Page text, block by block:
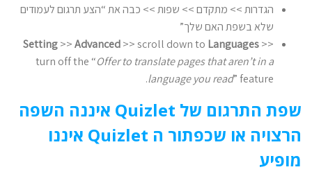
הגדרות >> מתקדם >> שפות >> כבה את “הצע תרגום לעמודים
שלא בשפת האם שלך”
Setting>>Advanced>> scroll down to Languages>>
turn off the “Offer to translate pages that aren’t in a
language you read” feature.
שפת התרגום של Quizlet איננה השפה
הרצויה או שכפתור ה Quizlet איננו
מופיע